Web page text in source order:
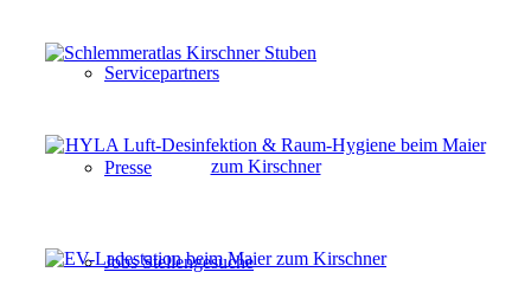
Servicepartners
Presse
Jobs Stellengesuche